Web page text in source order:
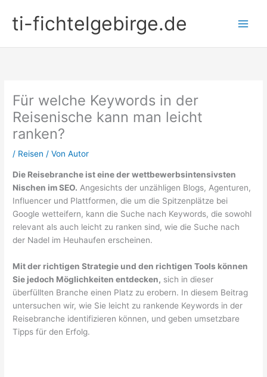
Inhalt
springenti-fichtelgebirge.de
Für welche Keywords in der
Reisenische kann man leicht
ranken?
/ Reisen / VonAutor
Die Reisebranche ist eine der wettbewerbsintensivsten
Nischen im SEO. Angesichts der unzähligen Blogs, Agenturen,
Influencer und Plattformen, die um die Spitzenplätze bei
Google wetteifern, kann die Suche nach Keywords, die sowohl
relevant als auch leicht zu ranken sind, wie die Suche nach
der Nadel im Heuhaufen erscheinen.
Mit der richtigen Strategie und den richtigen Tools können
Sie jedoch Möglichkeiten entdecken, sich in dieser
überfüllten Branche einen Platz zu erobern. In diesem Beitrag
untersuchen wir, wie Sie leicht zu rankende Keywords in der
Reisebranche identifizieren können, und geben umsetzbare
Tipps für den Erfolg.